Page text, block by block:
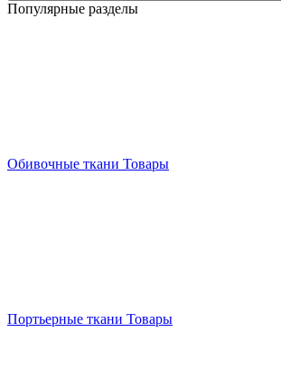
Популярные разделы
Обивочные ткани Товары
Портьерные ткани Товары